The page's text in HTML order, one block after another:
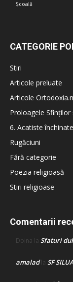
Școală
CATEGORIE
Stiri
Articole preluate
Articole
Proloagele Sfinților
6. Acatiste
Rugăciuni
Fără categorie
Poezia religioasă
Stiri religioase
Comentarii
Doina la Sfaturi
amaladla SF